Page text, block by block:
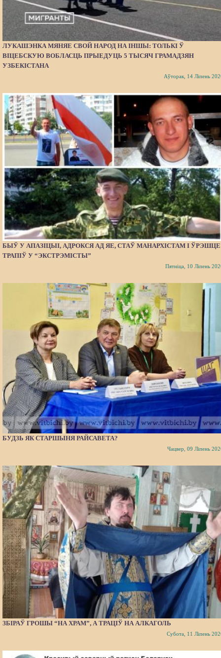
ЛУКАШЭНКА МЯНЯЕ СВОЙ НАРОД НА ІНШЫ: ТОЛЬКІ Ў
ВІЦЕБСКУЮ ВОБЛАСЦЬ ПРЫЕДУЦЬ 5 ТЫСЯЧ ГРАМАДЗЯН
УЗБЕКІСТАНА
Аўторак, 14 Ліпень
БЫЎ У АПАЗІЦЫІ, АДРОКСЯ АД ЯЕ, СТАЎ МАНАРХІСТАМ І ЎРЭШЦЕ
ТРАПІЎ У “ЭКСТРЭМІСТЫ”
Пятніца, 10 Ліпень
БУДЗЬ ЯК СТАРШЫНЯ РАЙСАВЕТА?
Чацвер, 09 Ліпень
ЗБІРАЎ ГРОШЫ “НА ХРАМ”, А ТРАЦІЎ НА АЛКАГОЛЬ
Субота, 11 Ліпень